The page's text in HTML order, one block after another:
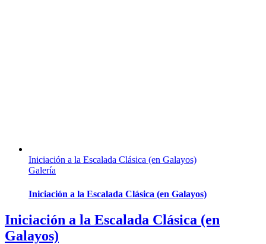
Iniciación a la Escalada Clásica (en Galayos)
Galería
Iniciación a la Escalada Clásica (en Galayos)
Iniciación a la Escalada Clásica (en
Galayos)